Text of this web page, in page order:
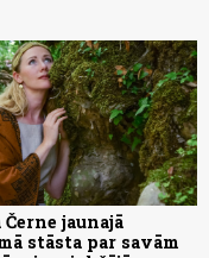
Černe jaunajā
stāsta par savām